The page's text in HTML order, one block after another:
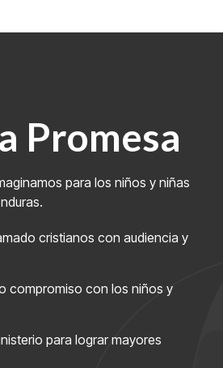
Promesa
para los niños y niñas
cristianos con audiencia y
compromiso con los niños y
para lograr mayores